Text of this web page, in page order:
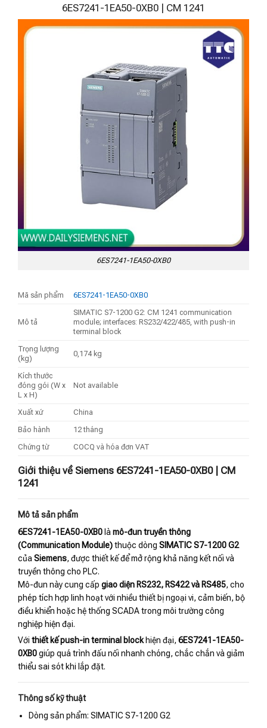
6ES7241-1EA50-0XB0 | CM 1241
6ES7241-1EA50-0XB0
Mã sản phẩm 6ES7241-1EA50-0XB0
Mô tả
SIMATIC S7-1200 G2: CM 1241 communication
module; interfaces: RS232/422/485, with push-in
terminal block
Trọng lượng
(kg)
0,174 kg
Kích thước
đóng gói (W x
L x H)
Not available
Xuất xứ
China
Bảo hành
12 tháng
Chứng từ
COCQ và hóa đơn VAT
Giới thiệu về Siemens 6ES7241-1EA50-0XB0 | CM
1241
Mô tả sản phẩm
6ES7241-1EA50-0XB0 làmô-đun truyền thông
(Communication Module)thuộc dòng SIMATIC S7-1200 G2
củaSiemens, được thiết kế để mở rộng khả năng kết nối và
truyền thông cho PLC.
Mô-đun này cung cấp giao diện RS232, RS422 và RS485, cho
phép tích hợp linh hoạt với nhiều thiết bị ngoại vi, cảm biến, bộ
điều khiển hoặc hệ thống SCADA trong môi trường công
nghiệp hiện đại.
Với thiết kế push-in terminal blockhiện đại, 6ES7241-1EA50-
0XB0giúp quá trình đấu nối nhanh chóng, chắc chắn và giảm
thiểu sai sót khi lắp đặt.
Thông số kỹ thuật
Dòng sản phẩm: SIMATIC S7-1200 G2